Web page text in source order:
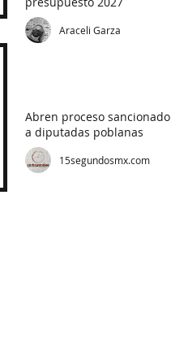
Araceli Garza
Abren proceso sancionador
a diputadas poblanas
15segundosmx.com